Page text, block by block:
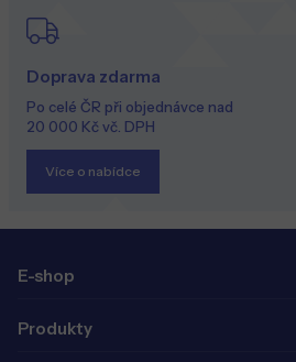
Doprava zdarma
Po celé ČR při objednávce nad
20 000 Kč vč. DPH
Více o nabídce
E-shop
Produkty